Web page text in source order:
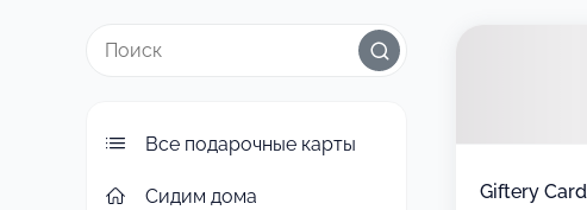
Все подарочные карты
Сидим дома Giftery